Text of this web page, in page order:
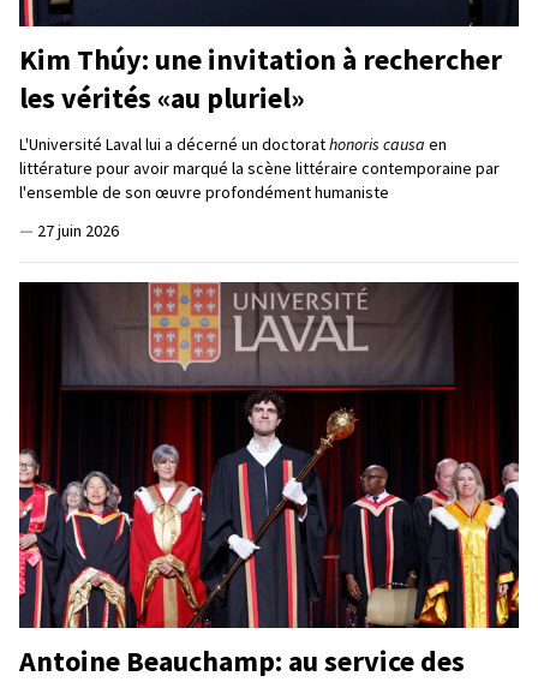
Kim Thúy: une invitation à rechercher
les vérités «au pluriel»
L'Université Laval lui a décerné un doctorathonoris causa en
littérature pour avoir marqué la scène littéraire contemporaine par
l'ensemble de son œuvre profondément humaniste
— 27 juin 2026
Antoine Beauchamp: au service des